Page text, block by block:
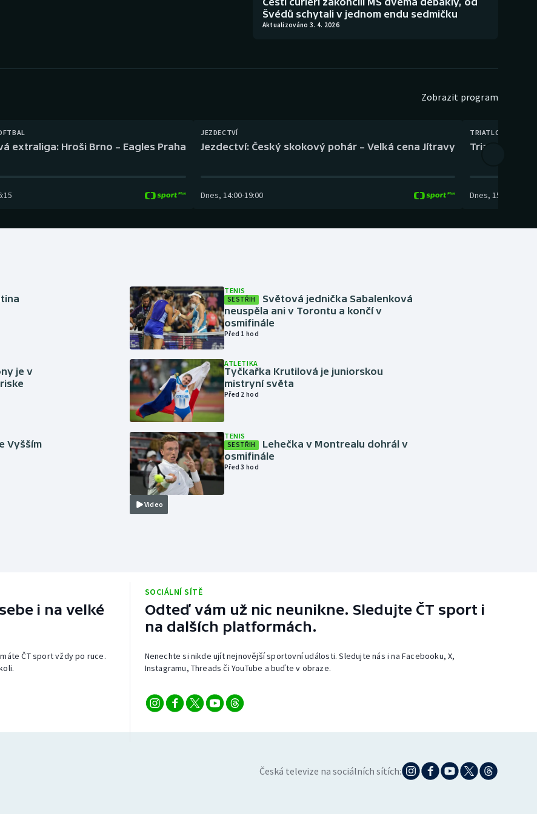
Plážový volejbal
Švédů schytali v jednom endu sedmičku
Aktualizováno 3. 4. 2026
Zobrazit program
extraliga: Hroši Brno – Eagles Praha
JEZDECTVÍ
Jezdectví: Český skokový pohár – Velká cena Jítravy
Dnes, 14:00-19:00
TRIATLON
Triatlon:
Dnes, 15:00
je v
Vyšším
TENIS
SESTŘIH
Světová jednička Sabalenková
neuspěla ani v Torontu a končí v
osmifinále
Před 1 hod
ATLETIKA
Tyčkařka Krutilová je juniorskou
mistryní světa
Před 2 hod
Video
TENIS
SESTŘIH
Lehečka v Montrealu dohrál v
osmifinále
Před 3 hod
i na velké
ČT sport vždy po ruce.
SOCIÁLNÍ SÍTĚ
Odteď vám už nic neunikne. Sledujte ČT sport i
na dalších platformách.
Nenechte si nikde ujít nejnovější sportovní události. Sledujte nás i na Facebooku, X,
Instagramu, Threads či YouTube a buďte v obraze.
Česká televize na sociálních sítích: